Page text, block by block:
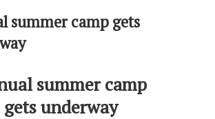
summer camp gets
summer camp
gets underway